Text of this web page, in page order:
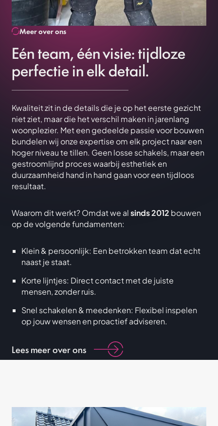
Meer over ons
Eén team, één visie: tijdloze
perfectie in elk detail.
Kwaliteit zit in de details die je op het eerste gezicht
niet ziet, maar die het verschil maken in jarenlang
woonplezier. Met een gedeelde passie voor bouwen
bundelen wij onze expertise om elk project naar een
hoger niveau te tillen. Geen losse schakels, maar een
gestroomlijnd proces waarbij esthetiek en
duurzaamheid hand in hand gaan voor een tijdloos
resultaat.
Waarom dit werkt? Omdat we alsinds 2012 bouwen
op de volgende fundamenten:
Klein & persoonlijk: Een betrokken team dat echt
naast je staat.
Korte lijntjes: Direct contact met de juiste
mensen, zonder ruis.
Snel schakelen & meedenken: Flexibel inspelen
op jouw wensen en proactief adviseren.
Lees meer over ons